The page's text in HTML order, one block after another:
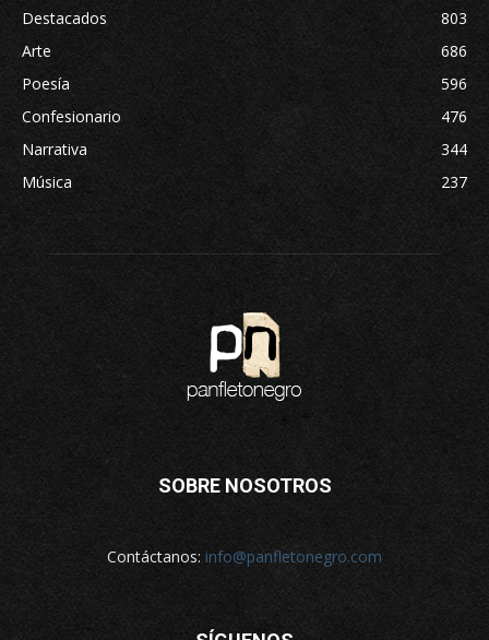
Destacados
803
Arte
686
Poesía
596
Confesionario
476
Narrativa
344
Música
237
SOBRE NOSOTROS
Contáctanos: info@panfletonegro.com